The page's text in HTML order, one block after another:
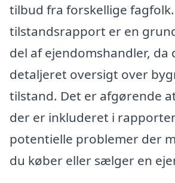
tilbud fra forskellige fagfolk.
tilstandsrapport er en
del af ejendomshandler, da
detaljeret oversigt over
tilstand. Det er afgørende
der er inkluderet i
potentielle problemer der
du køber eller sælger en